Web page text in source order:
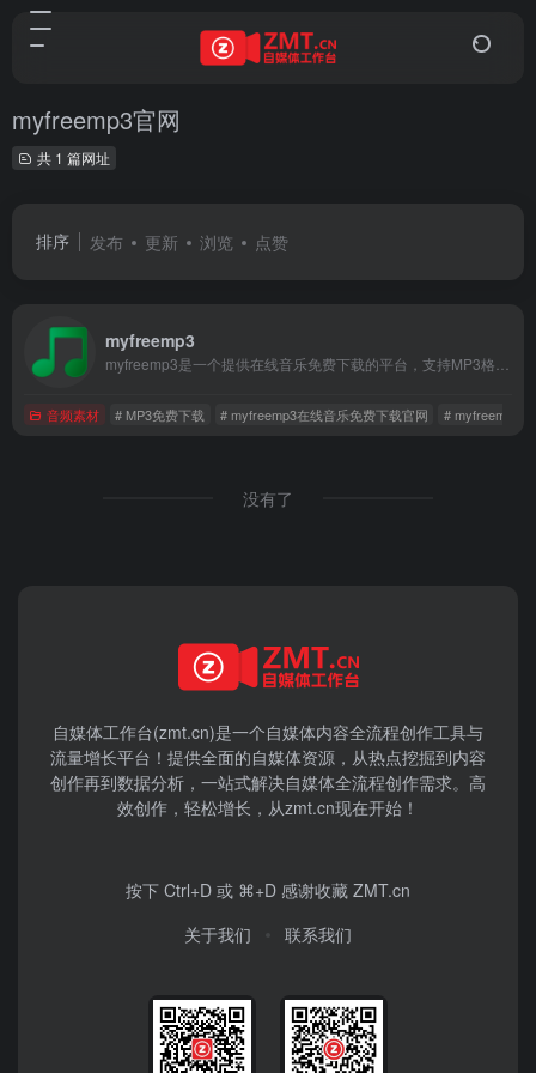
myfreemp3官网
共 1 篇网址
排序 发布 更新 浏览 点赞
myfreemp3
音频素材 # MP3免费下载 # myfreemp3在线音乐免费下载官网 # myfreemp3
没有了
自媒体工作台(zmt.cn)是一个自媒体内容全流程创作工具与
流量增长平台！提供全面的自媒体资源，从热点挖掘到内容
创作再到数据分析，一站式解决自媒体全流程创作需求。高
效创作，轻松增长，从zmt.cn现在开始！
按下 Ctrl+D 或 ⌘+D 感谢收藏 ZMT.cn
关于我们
联系我们